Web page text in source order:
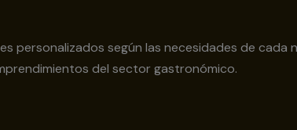
personalizados según las necesidades de
del sector gastronómico.